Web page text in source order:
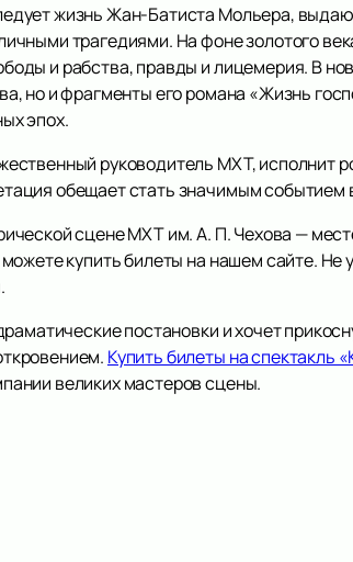
жизнь Жан-Батиста Мольера,
трагедиями. На фоне золотого
и рабства, правды и лицемерия. В
но и фрагменты его романа «Жизнь
эпох.
руководитель МХТ, исполнит
обещает стать значимым событием
сцене МХТ им. А. П. Чехова —
купить билеты на нашем сайте.
постановки и хочет
Купить билеты на спектакль
великих мастеров сцены.